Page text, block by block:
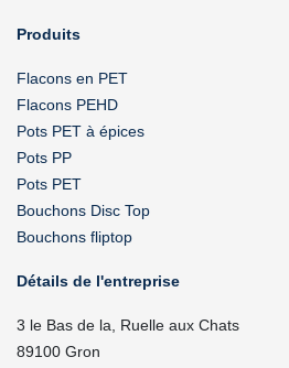
Produits
Flacons en PET
Flacons PEHD
Pots PET à épices
Pots PP
Pots PET
Bouchons Disc Top
Bouchons fliptop
Détails de l'entreprise
3 le Bas de la, Ruelle aux Chats
89100 Gron